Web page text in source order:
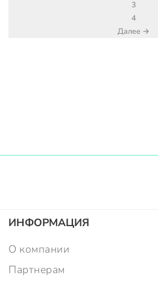
3
4
Далее →
ИНФОРМАЦИЯ
О компании
Партнерам